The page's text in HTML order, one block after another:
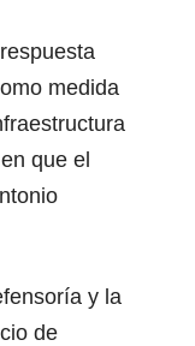
medida
que el
y la
de